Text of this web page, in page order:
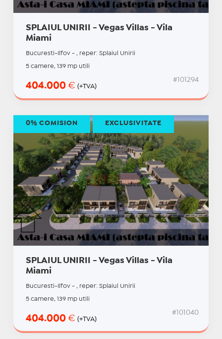
SPLAIUL UNIRII - Vegas Villas - Vila
Miami
Bucuresti-Ilfov - , reper: Splaiul Unirii
5 camere, 139 mp utili
404.000 € (+TVA)
#101294
SPLAIUL UNIRII - Vegas Villas - Vila
Miami
Bucuresti-Ilfov - , reper: Splaiul Unirii
5 camere, 139 mp utili
404.000 € (+TVA)
#101040
0% COMISION EXCLUSIVITATE